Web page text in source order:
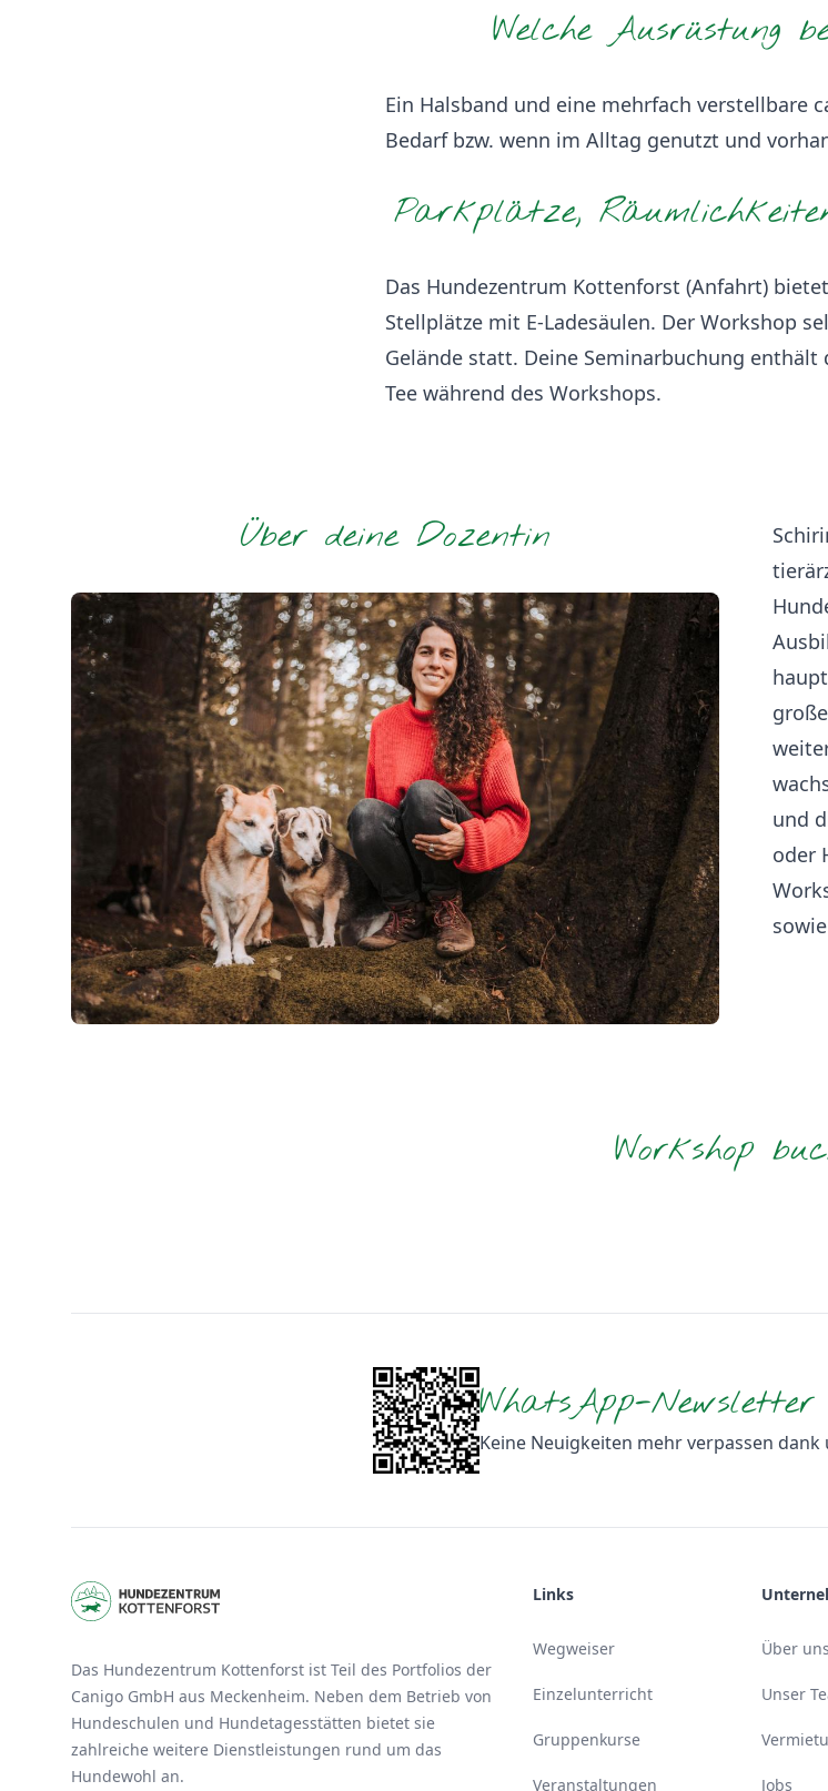
Welche Ausrüstung
Ein Halsband und eine mehrfach verstellbare
Bedarf bzw. wenn im Alltag genutzt und
Parkplätze,
Das Hundezentrum Kottenforst (Anfahrt)
Stellplätze mit E-Ladesäulen. Der Workshop
Gelände statt. Deine Seminarbuchung
Tee während des Workshops.
Über deine Dozentin
und
oder
Workshop
WhatsApp-Newsletter
Keine Neuigkeiten mehr verpassen
Das Hundezentrum Kottenforst ist Teil des Portfolios der
Canigo GmbH aus Meckenheim. Neben dem Betrieb von
Hundeschulen und Hundetagesstätten bietet sie
zahlreiche weitere Dienstleistungen rund um das
Hundewohl an.
Links
Wegweiser
Einzelunterricht
Gruppenkurse
Veranstaltungen
Über uns
Unser
Jobs